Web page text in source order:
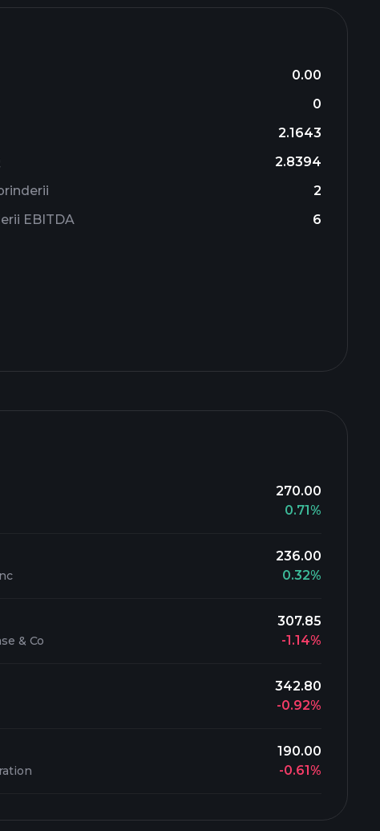
0.00
0
2.1643
2.8394
2
EBITDA
6
270.00
0.71%
236.00
0.32%
& Co
307.85
-1.14%
342.80
-0.92%
190.00
-0.61%